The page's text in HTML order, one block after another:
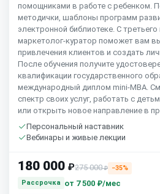
помощниками в работе с ребенком.
методички, шаблоны программ
электронной библиотеке. С третьего
маркетолог-куратор поможет вам
привлечения клиентов и создать
После обучения получите
квалификации государственного
международный диплом mini-MBA.
спектр своих услуг, работать с
или открыть новое направление в
Персональный наставник
Вебинары и живые лекции
180 000 ₽275 000₽
−35%
Рассрочка
от 7 500 ₽/мес